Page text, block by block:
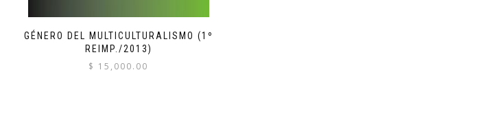
GÉNERO DEL MULTICULTURALISMO (1º
REIMP./2013)
$ 15,000.00